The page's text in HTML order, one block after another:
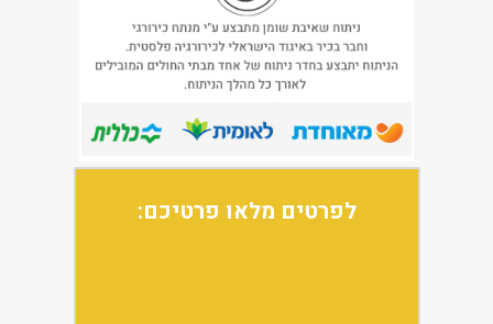
לפרטים מלאו פרטיכם: